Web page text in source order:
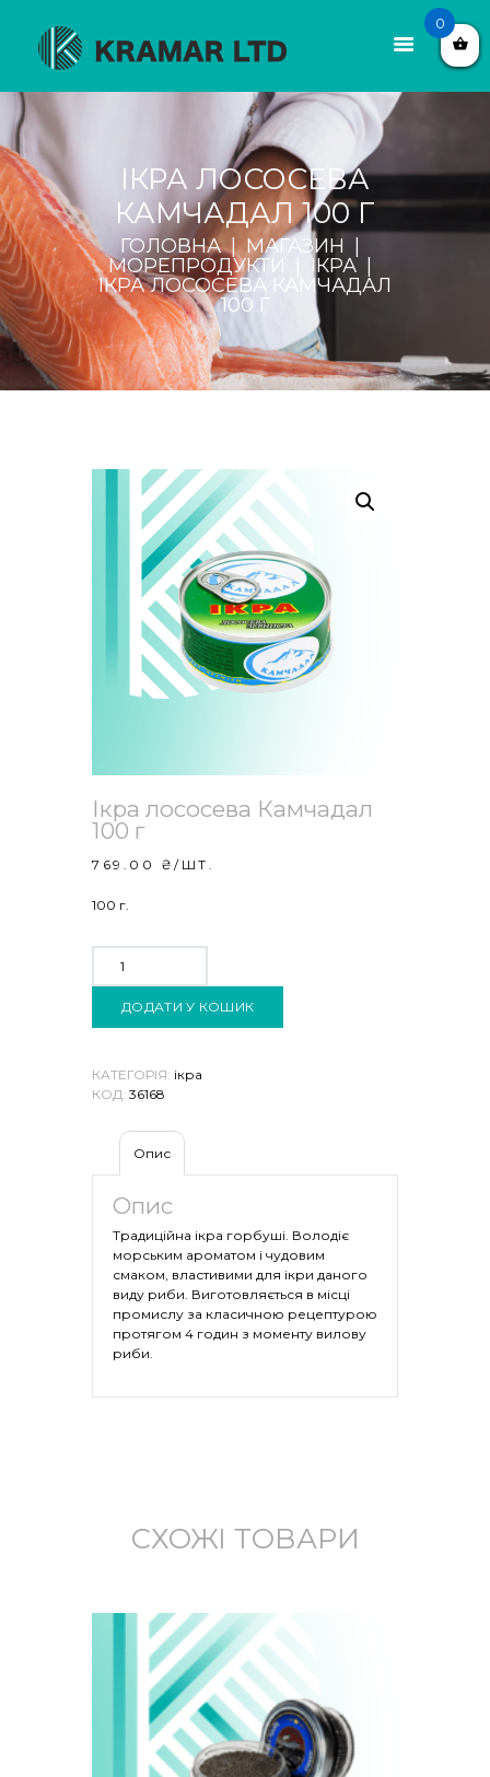
ІКРА ЛОСОСЕВА
КАМЧАДАЛ 100 Г
ГОЛОВНА
МАГАЗИН
МОРЕПРОДУКТИ
ІКРА
ІКРА ЛОСОСЕВА КАМЧАДАЛ
100 Г
Ікра лососева Камчадал
100 г
769.00 ₴ /ШТ.
100 г.
ІКРА
ЛОСОСЕВА
100
КІЛЬКІСТЬ
ДОДАТИ У КОШИК
КАТЕГОРІЯ: ікра
КОД: 36168
Опис
Опис
Традиційна ікра горбуші. Володіє
морським ароматом і чудовим
смаком, властивими для ікри даного
виду риби. Виготовляється в місці
промислу за класичною рецептурою
протягом 4 годин з моменту вилову
риби.
СХОЖІ ТОВАРИ
0